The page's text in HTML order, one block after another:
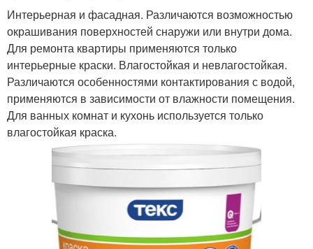
Интерьерная и фасадная. Различаются возможностью
окрашивания поверхностей снаружи или внутри дома.
Для ремонта квартиры применяются только
интерьерные краски. Влагостойкая и невлагостойкая.
Различаются особенностями контактирования с водой,
применяются в зависимости от влажности помещения.
Для ванных комнат и кухонь используется только
влагостойкая краска.